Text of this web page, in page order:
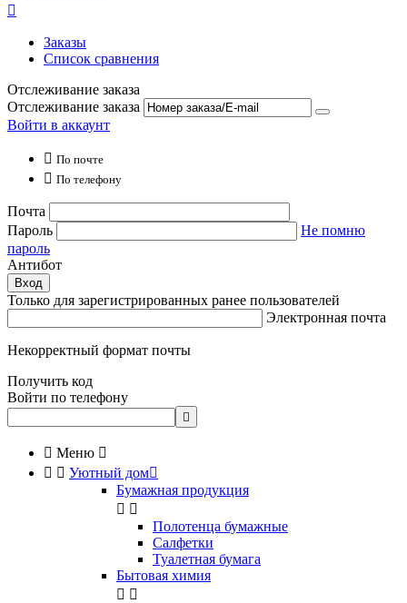

Заказы
Список сравнения
Отслеживание заказа
Отслеживание заказа
Войти в аккаунт
 По почте
 По телефону
Почта
Пароль
Не помню
пароль
Антибот
Вход
Только для зарегистрированных ранее пользователей
Электронная почта
Некорректный формат почты
Получить код
Войти по телефону

 Меню 
  Уютный дом
Бумажная продукция
 
Полотенца бумажные
Салфетки
Туалетная бумага
Бытовая химия
 